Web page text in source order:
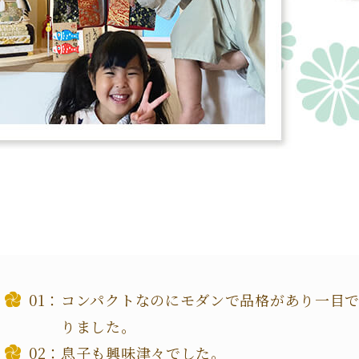
コンパクトなのにモダンで品格があり一目
りました。
息子も興味津々でした。